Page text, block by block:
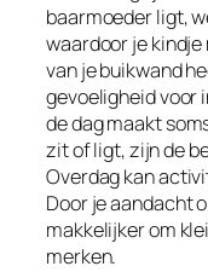
baarmoeder ligt,
waardoor je kindje
van je buikwand
gevoeligheid voor
de dag maakt
zit of ligt, zijn de
Overdag kan
Door je aandacht
makkelijker om
merken.